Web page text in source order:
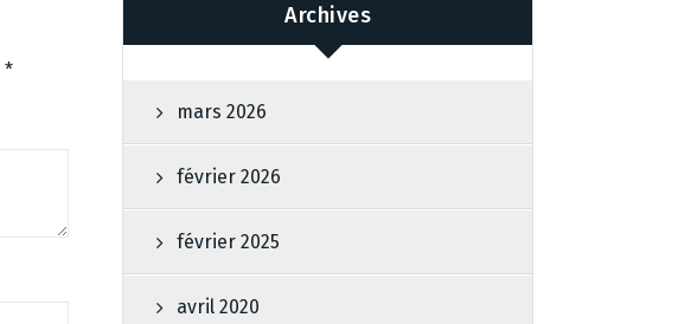
*
Archives
mars 2026
février 2026
février 2025
avril 2020